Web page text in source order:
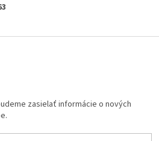
zasielať informácie o nových